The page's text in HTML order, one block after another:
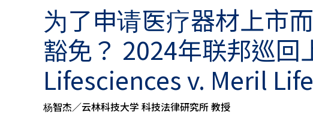
申
請
│
商
標
請
侵
为了申请医疗器材上市
豁免？ 2024年联邦巡
Lifesciences v. Meril
杨智杰／云林科技大学 科技法律研究所 教授